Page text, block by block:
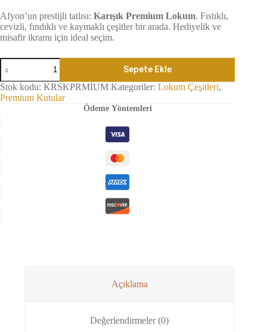
Afyon’un prestijli tatlısı: Karışık Premium Lokum. Fıstıklı,
cevizli, fındıklı ve kaymaklı çeşitler bir arada. Hediyelik ve
misafir ikramı için ideal seçim.
Karışık
Premium
Lokum
adet
Sepete Ekle
Stok kodu: KRSKPRMİUM Kategoriler: Lokum Çeşitleri,
Premium Kutular
Ödeme Yöntemleri
Açıklama
Değerlendirmeler (0)